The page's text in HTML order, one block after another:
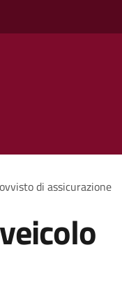
di assicurazione